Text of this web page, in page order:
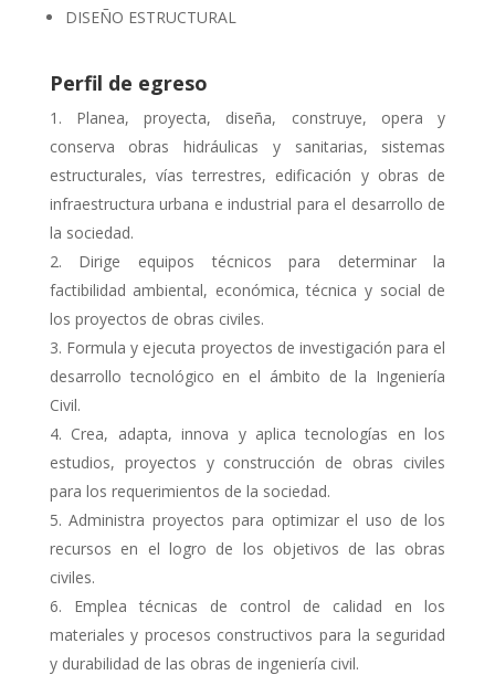
DISEÑO ESTRUCTURAL
Perfil de egreso
Planea, proyecta, diseña, construye, opera y
conserva obras hidráulicas y sanitarias, sistemas
estructurales, vías terrestres, edificación y obras de
infraestructura urbana e industrial para el desarrollo de
la sociedad.
Dirige equipos técnicos para determinar la
factibilidad ambiental, económica, técnica y social de
los proyectos de obras civiles.
Formula y ejecuta proyectos de investigación para el
desarrollo tecnológico en el ámbito de la Ingeniería
Civil.
Crea, adapta, innova y aplica tecnologías en los
estudios, proyectos y construcción de obras civiles
para los requerimientos de la sociedad.
Administra proyectos para optimizar el uso de los
recursos en el logro de los objetivos de las obras
civiles.
Emplea técnicas de control de calidad en los
materiales y procesos constructivos para la seguridad
y durabilidad de las obras de ingeniería civil.